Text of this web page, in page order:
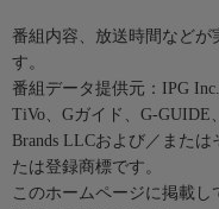
番組内容、放送時間などが
す。
番組データ提供元：IPG Inc.
TiVo、Gガイド、G-GUIDE
Brands LLCおよび／また
たは登録商標です。
このホームページに掲載